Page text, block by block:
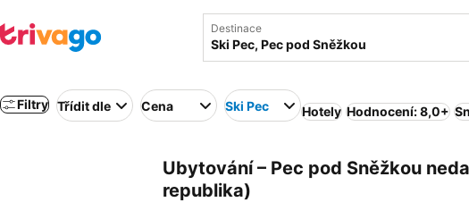
Destinace
Filtry Třídit dle Cena Ski Pec Hotely Hodnocení: 8,0+
Ubytování – Pec pod Sněžkou
republika)